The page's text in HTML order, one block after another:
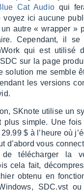
Cat Audioqui
voyez ici aucune
autre « wrap­per »
Cepen­dant, il se
qui est utilisé
sur la page
solu­tion me semble
les versions
SKnote utilise un
plus simple. Une
$ à l’heure où
d’abord vous
de télé­char­ger la
cela fait,
obtenu en
SDC.vst ou